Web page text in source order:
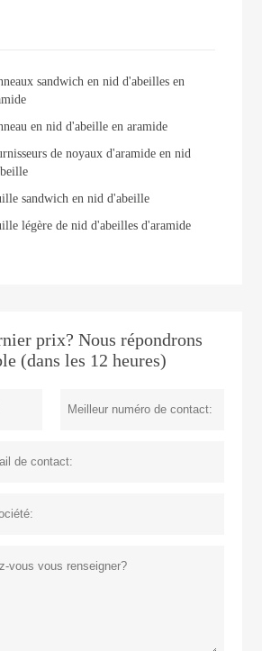
sandwich en nid d'abeilles en
en nid d'abeille en aramide
de noyaux d'aramide en nid
sandwich en nid d'abeille
légère de nid d'abeilles d'aramide
prix? Nous répondrons
(dans les 12 heures)